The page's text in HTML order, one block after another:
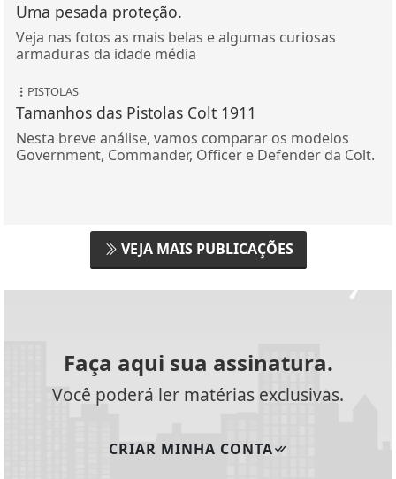
Uma pesada proteção.
Veja nas fotos as mais belas e algumas curiosas
armaduras da idade média
PISTOLAS
Tamanhos das Pistolas Colt 1911
Nesta breve análise, vamos comparar os modelos
Government, Commander, Officer e Defender da Colt.
VEJA MAIS PUBLICAÇÕES
Faça aqui sua assinatura.
Você poderá ler matérias exclusivas.
CRIAR MINHA CONTA